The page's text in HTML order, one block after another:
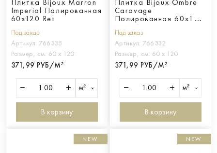
Плитка Bijoux Marron
Imperial Полированная
60x120 Ret
Под заказ
Артикул: 766335
Размер, см: 60 х 120
371,99 РУБ/М²
м²
В корзину
Плитка Bijoux Ombre
Caravage
Полированная 60x120
Под заказ
Артикул: 766332
Размер, см: 60 х 120
371,99 РУБ/М²
м²
В корзину
NEW NEW